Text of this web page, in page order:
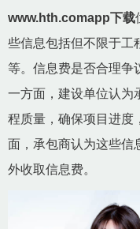
www.hth.comapp下载
些信息包括但不限于工
等。信息费是否合理争
一方面，建设单位认为
程质量，确保项目进度
面，承包商认为这些信
外收取信息费。